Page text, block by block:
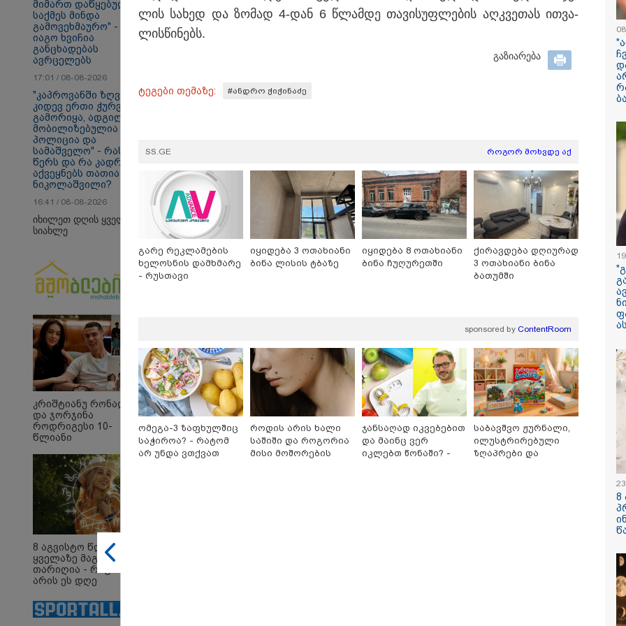
თბილისი - ბუდაპეშტი
თბილისი -
11:36 / 08-08-2026
საქართველოში
ადამიანი
პირს ამ
17:01 / 08-08-2026
"პროკურატურის მიერ გია
ბარამიძის მიმართ
დაწყებულ საქმეს მინდა
16:41 / 08-08-
ერთი
- რას წერს
კადრებს
თათია
15:03 / 08-08-
ოჯახის
გადააგდო
ტონა
მიმართ დაწყებულ
საქმეს მინდა
გამოვეხმაურო" -
იაგო ხვიჩია
განცხადებას
ავრცელებს
17:01 / 08-08-2026
"კაპროვანში ზღვამ
კიდევ ერთი ჭურვი
გამორიყა, ადგილზე
მობილიზებულია
პოლიცია და
სამაშველო" - რას
წერს და რა კადრებს
აქვეყნებს თათია
ნიკოლაშვილი?
16:41 / 08-08-2026
იხილეთ დღის ყველა
სიახლე
კრიშტიანუ რონალდუ
და ჯორჯინა
როდრიგესი 10-
წლიანი
შემდეგ
ქორწინდებიან -
ქორწილის პირველი
დეტალები
8 აგვისტო წლის
ყველაზე მაგიური
თარიღია - რატომ
არის ეს დღე
რა უნდა ვიცოდეთ?
ლის სა­ხედ და ზო­მად 4-დან 6 წლამ­დე თა­ვი­სუფ­ლე­ბის აღ­კვე­თას ით­ვა­
ლის­წი­ნებს.
გაზიარება
ტეგები თემაზე: #ანდრო ჭიჭინაძე
SS.GE როგორ მოხვდე აქ
გარე რეკლამების
ხელოსნის დამხმარე
- რუსთავი
იყიდება 3 ოთახიანი
ბინა ლისის ტბაზე
იყიდება 8 ოთახიანი
ბინა ჩუღურეთში
ქირავდება დღიურად
3 ოთახიანი ბინა
ბათუმში
sponsored by ContentRoom
ომეგა-3 ზაფხულშიც
საჭიროა? - რატომ
არ უნდა ვთქვათ
როდის არის ხალი
საშიში და როგორია
მისი მოშორების
ჯანსაღად იკვებებით
და მაინც ვერ
იკლებთ წონაში? -
საბავშვო ჟურნალი,
ილუსტრირებული
ზღაპრები და
8